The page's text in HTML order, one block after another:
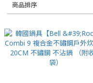
商品排序